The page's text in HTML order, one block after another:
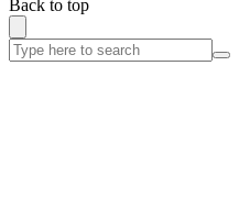
Back to top